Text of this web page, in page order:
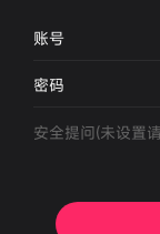
账号
密码
安全提问(未设置